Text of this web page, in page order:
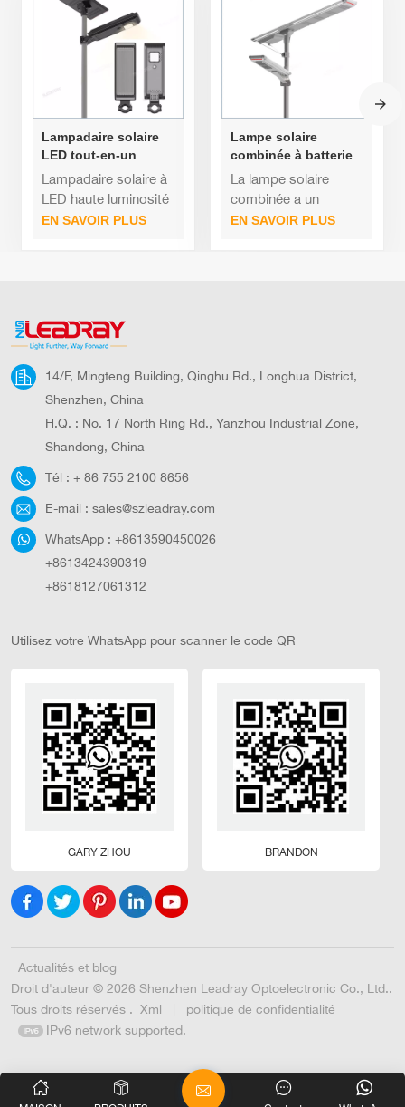
Lampadaire solaire
LED tout-en-un
étanche d'extérieur
40 W 60 W
Lampadaire solaire à
LED haute luminosité
EN SAVOIR PLUS
Lampe solaire
combinée à batterie
de haute qualité de
40 watts, lampadaire
La lampe solaire
combinée a un
concept de
l'éclairage peuvent
arbitrairement à la
EN SAVOIR PLUS
14/F, Mingteng Building, Qinghu Rd., Longhua District,
Shenzhen, China
H.Q. : No. 17 North Ring Rd., Yanzhou Industrial Zone,
Shandong, China
Tél : + 86 755 2100 8656
E-mail : sales@szleadray.com
WhatsApp : +8613590450026
+8613424390319
+8618127061312
Utilisez votre WhatsApp pour scanner le code QR
GARY ZHOU BRANDON
Actualités et blog
Droit d'auteur © 2026 Shenzhen Leadray Optoelectronic Co., Ltd..
Tous droits réservés . Xml |
politique de confidentialité
IPv6 network supported.